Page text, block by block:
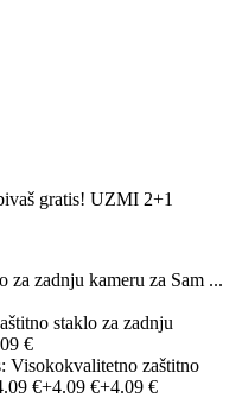
gratis! UZMI 2+1
zadnju kameru za Sam ...
staklo za zadnju
€
Visokokvalitetno zaštitno
€+4.09 €+4.09 €